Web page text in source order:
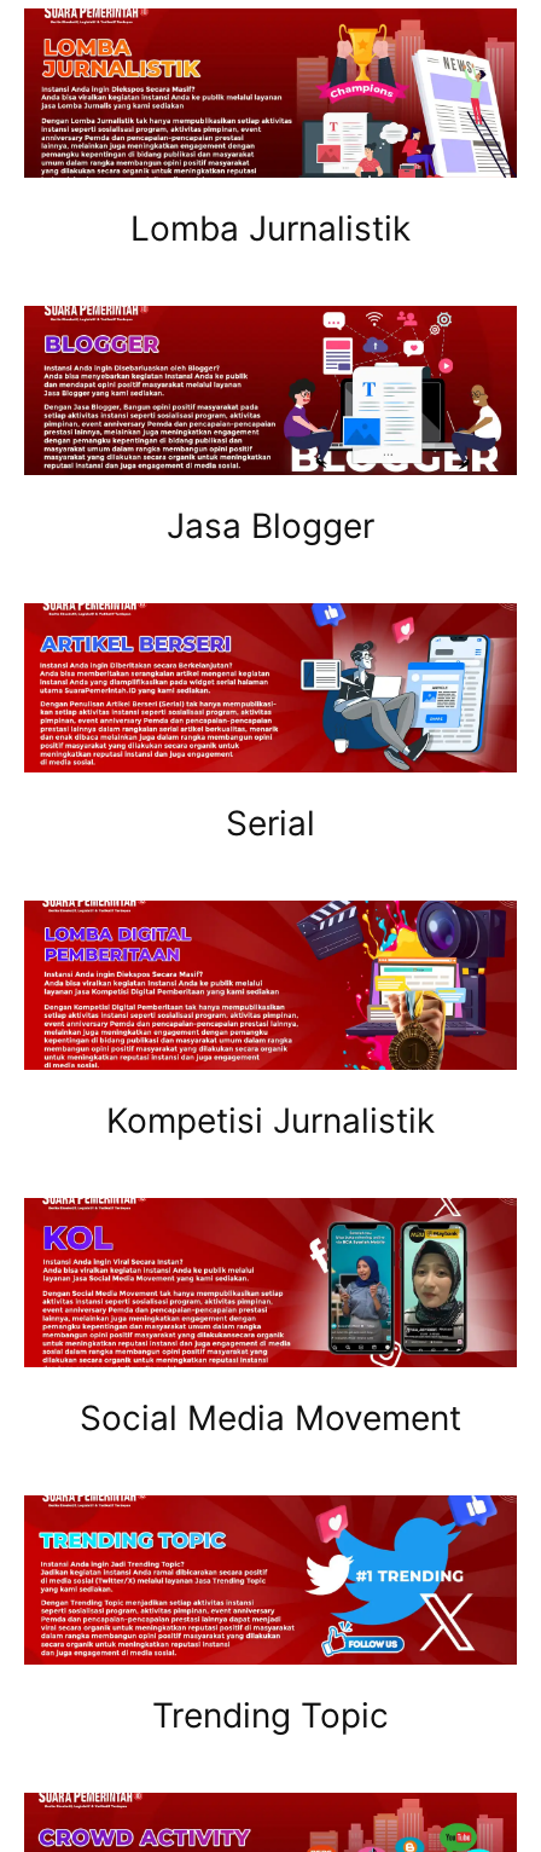
Lomba Jurnalistik
Jasa Blogger
Serial
Kompetisi Jurnalistik
Social Media Movement
Trending Topic